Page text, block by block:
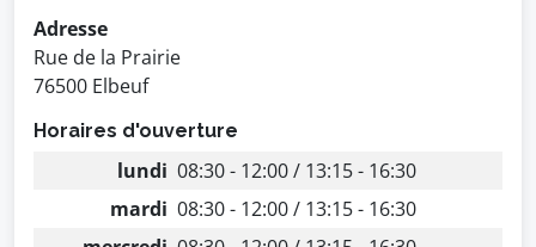
Adresse
Rue de la Prairie
76500 Elbeuf
Horaires d'ouverture
lundi 08:30 - 12:00 / 13:15 - 16:30
mardi 08:30 - 12:00 / 13:15 - 16:30